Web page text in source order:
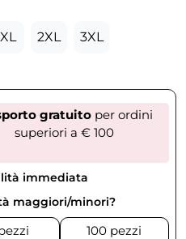
XL 2XL
3XL
gratuitoper ordini
superiori a € 100
immediata
maggiori/minori?
100 pezzi